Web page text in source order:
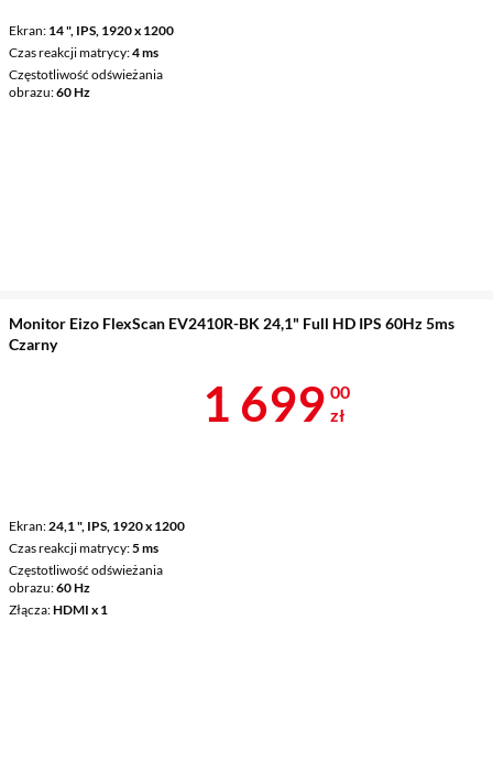
Ekran 14 ", IPS, 1920 x 1200
Czas reakcji matrycy 4 ms
Częstotliwość odświeżania
obrazu 60 Hz
Monitor Eizo FlexScan EV2410R-BK 24,1" Full HD IPS 60Hz 5ms
Czarny
Ekran 24,1 ", IPS, 1920 x 1200
Czas reakcji matrycy 5 ms
Częstotliwość odświeżania
obrazu 60 Hz
Złącza HDMI x 1
Cena 1 699 zł
1 699 00
zł